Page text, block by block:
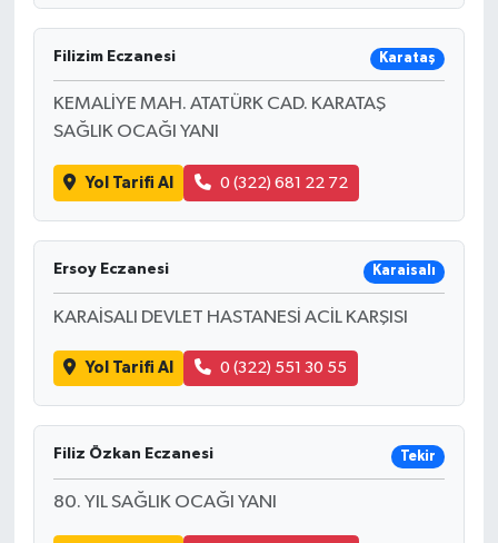
Filizim Eczanesi Karataş
KEMALİYE MAH. ATATÜRK CAD. KARATAŞ
SAĞLIK OCAĞI YANI
Yol Tarifi Al 0 (322) 681 22 72
Ersoy Eczanesi Karaisalı
KARAİSALI DEVLET HASTANESİ ACİL KARŞISI
Yol Tarifi Al 0 (322) 551 30 55
Filiz Özkan Eczanesi Tekir
80. YIL SAĞLIK OCAĞI YANI